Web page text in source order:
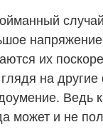
их
на
Ведь
может и не